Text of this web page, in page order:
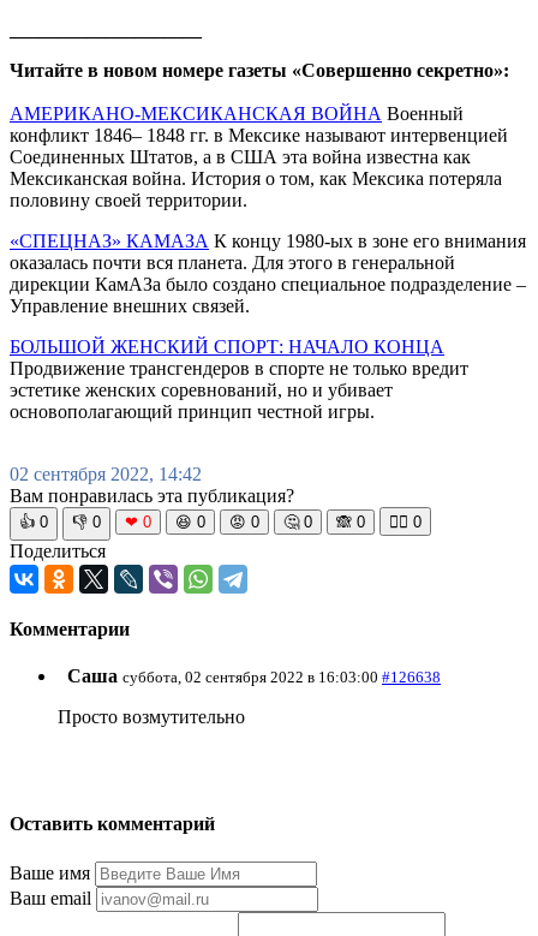
Читайте в новом номере газеты «Совершенно секретно»:
АМЕРИКАНО-МЕКСИКАНСКАЯ ВОЙНА Военный
конфликт 1846– 1848 гг. в Мексике называют интервенцией
Соединенных Штатов, а в США эта война известна как
Мексиканская война. История о том, как Мексика потеряла
половину своей территории.
«СПЕЦНАЗ» КАМАЗА К концу 1980-ых в зоне его внимания
оказалась почти вся планета. Для этого в генеральной
дирекции КамАЗа было создано специальное подразделение –
Управление внешних связей.
БОЛЬШОЙ ЖЕНСКИЙ СПОРТ: НАЧАЛО КОНЦА
Продвижение трансгендеров в спорте не только вредит
эстетике женских соревнований, но и убивает
основополагающий принцип честной игры.
02 сентября 2022, 14:42
Вам понравилась эта публикация?
👍 0 👎 0 ❤ 0 😆 0 😡 0 🤔 0 🙈 0 🧘‍♀️ 0
Поделиться
Комментарии
Саша суббота, 02 сентября 2022 в 16:03:00 #126638
Просто возмутительно
Оставить комментарий
Ваше имя
Ваш email